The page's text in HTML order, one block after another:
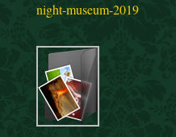
night-museum-2019